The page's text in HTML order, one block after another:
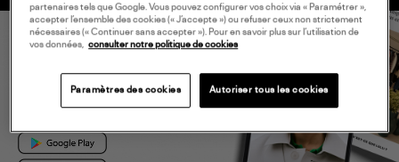
L'APP LULLI
partenaires tels que Google. Vous pouvez configurer vos choix via « Paramétrer »,
accepter l’ensemble des cookies (« J’accepte ») ou refuser ceux non strictement
nécessaires (« Continuer sans accepter »). Pour en savoir plus sur l’utilisation de
vos données,
consulter notre politique de cookies
Paramètres des cookies Autoriser tous les cookies